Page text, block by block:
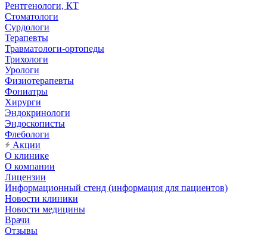
Рентгенологи, КТ
Стоматологи
Сурдологи
Терапевты
Травматологи-ортопеды
Трихологи
Урологи
Физиотерапевты
Фониатры
Хирурги
Эндокринологи
Эндоскописты
Флебологи
Акции
О клинике
О компании
Лицензии
Информационный стенд (информация для пациентов)
Новости клиники
Новости медицины
Врачи
Отзывы